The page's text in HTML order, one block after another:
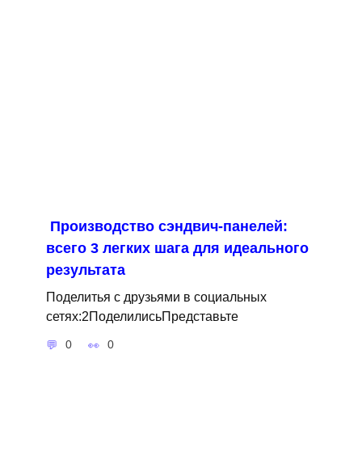
Производство сэндвич-панелей:
всего 3 легких шага для идеального
результата
Поделитья с друзьями в социальных
сетях:2ПоделилисьПредставьте
0 0